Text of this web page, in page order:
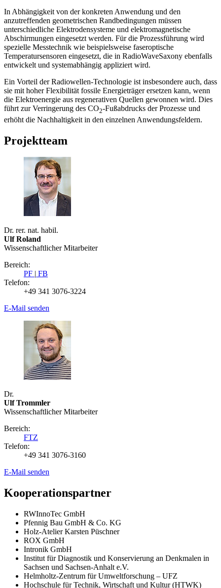
In Abhängigkeit von der konkreten Anwendung und den
anzutreffenden geometrischen Randbedingungen müssen
unterschiedliche Elektrodensysteme und elektromagnetische
Abschirmungen eingesetzt werden. Für die Prozessführung wird
spezielle Messtechnik wie beispielsweise faseroptische
Temperatursensoren eingesetzt, die in RadioWaveSaxony ebenfalls
entwickelt und systemabhängig appliziert wird.
Ein Vorteil der Radiowellen-Technologie ist insbesondere auch, dass
sie mit hoher Flexibilität fossile Energieträger ersetzen kann, wenn
die Elektroenergie aus regenerativen Quellen gewonnen wird. Dies
führt zur Verringerung des CO2-Fußabdrucks der Prozesse und
erhöht die Nachhaltigkeit in den einzelnen Anwendungsfeldern.
Projektteam
Dr. rer. nat. habil.
Ulf Roland
Wissenschaftlicher Mitarbeiter
Bereich:
PF
FB
Telefon:
+49 341 3076-3224
E-Mail senden
Dr.
Ulf Trommler
Wissenschaftlicher Mitarbeiter
Bereich:
FTZ
Telefon:
+49 341 3076-3160
E-Mail senden
Kooperationspartner
RWInnoTec GmbH
Pfennig Bau GmbH & Co. KG
Holz-Atelier Karsten Püschner
ROX GmbH
Intronik GmbH
Institut für Diagnostik und Konservierung an Denkmalen in
Sachsen und Sachsen-Anhalt e.V.
Helmholtz-Zentrum für Umweltforschung – UFZ
Hochschule für Technik, Wirtschaft und Kultur (HTWK)